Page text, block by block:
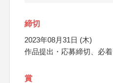
締切
2023年08月31日 (木)
作品提出・応募締切、必着
賞